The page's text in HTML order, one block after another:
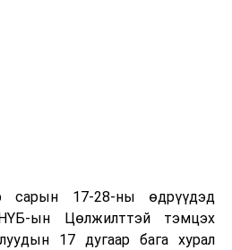
17-28-ны өдрүүдэд
ын Цөлжилттэй тэмцэх
17 дугаар бага хурал